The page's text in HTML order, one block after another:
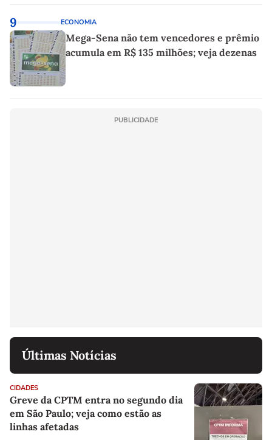
9 ECONOMIA
Mega-Sena não tem vencedores e prêmio
acumula em R$ 135 milhões; veja dezenas
PUBLICIDADE
Últimas Notícias
CIDADES
Greve da CPTM entra no segundo dia
em São Paulo; veja como estão as
linhas afetadas